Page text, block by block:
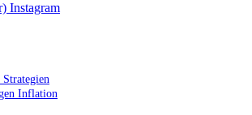
Instagram
Inflation